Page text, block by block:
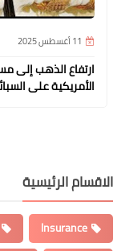
بعد فرض الرسوم
اخبار دولية